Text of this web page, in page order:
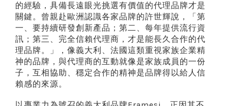
的經驗，具備長遠眼光挑選有價值的代理品牌才是
關鍵。曾親赴歐洲認識各家品牌的許世輝說，「第
一、要持續研發創新產品；第二、每年提供流行資
訊；第三、完全信賴代理商，才是能長久合作的代
理品牌。」，像義大利、法國這類重視家族企業精
神的品牌，與代理商的互動就像是家族成員的一份
子，互相協助、穩定合作的精神是品牌得以給人信
賴感的來源。